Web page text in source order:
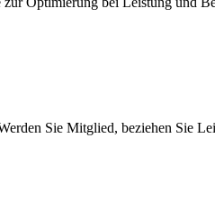
Sie Mitglied, beziehen Sie